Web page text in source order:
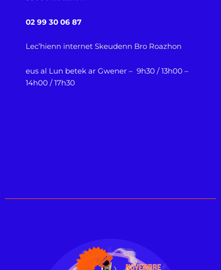
02 99 30 06 87
Lec’hienn internet Skeudenn Bro Roazhon
eus al Lun betek ar Gwener – 9h30 / 13h00 –
14h00 / 17h30